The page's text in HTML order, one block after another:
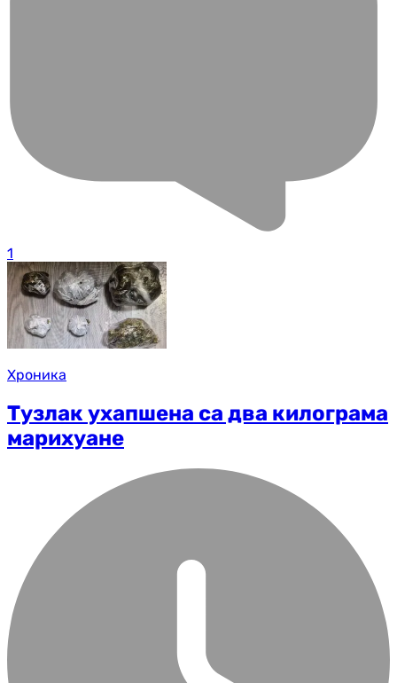
1
Хроника
Тузлак ухапшена са два килограма
марихуане